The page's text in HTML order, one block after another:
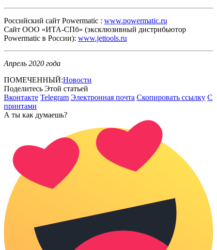
Российский сайт Powermatic : www.powermatic.ru
Сайт ООО «ИТА-СПб» (эксклюзивный дистрибьютор
Powermatic в России): www.jettools.ru
Апрель 2020 года
ПОМЕЧЕННЫЙ:Новости
Поделитесь Этой статьей
Вконтакте Telegram Электронная почта Скопировать ссылку С
принтами
А ты как думаешь?